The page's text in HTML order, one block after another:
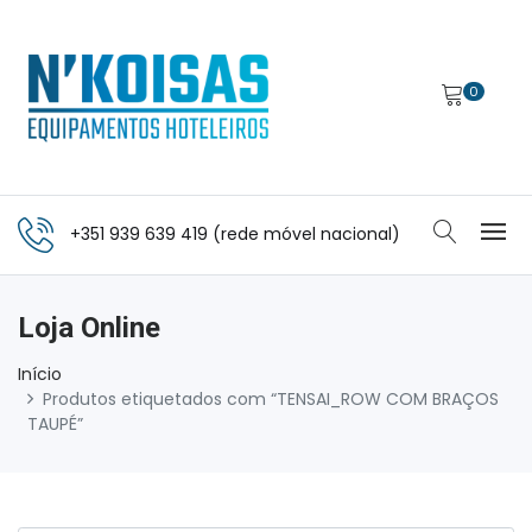
0
+351 939 639 419 (rede móvel nacional)
Loja Online
Início
Produtos etiquetados com “TENSAI_ROW COM BRAÇOS
TAUPÉ”